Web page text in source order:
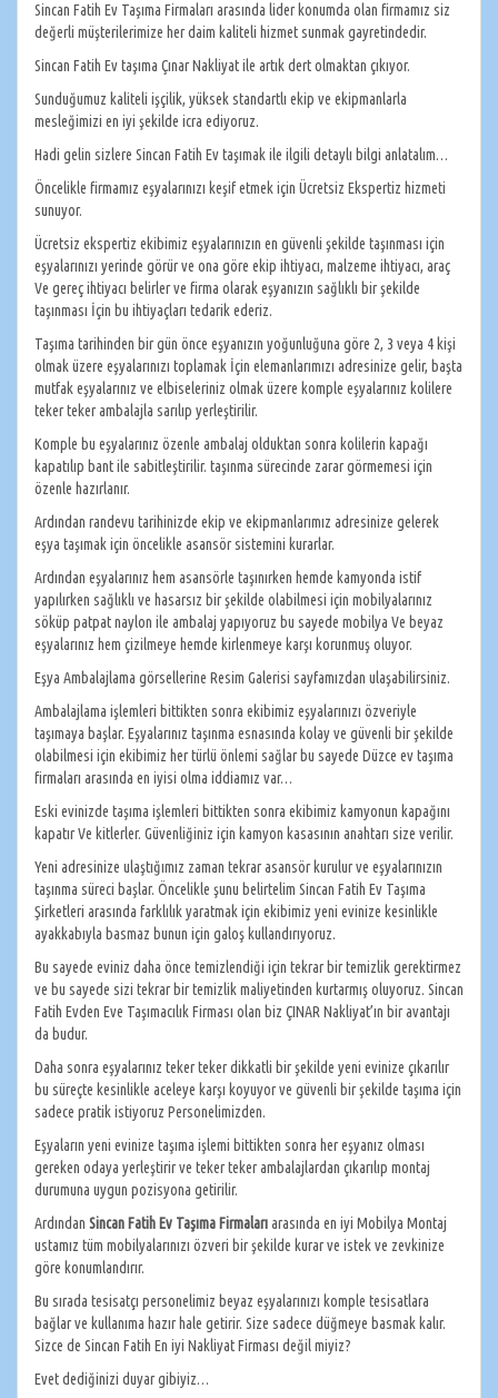
Sincan Fatih Ev Taşıma Firmaları arasında lider konumda olan firmamız siz
değerli müşterilerimize her daim kaliteli hizmet sunmak gayretindedir.
Sincan Fatih Ev taşıma Çınar Nakliyat ile artık dert olmaktan çıkıyor.
Sunduğumuz kaliteli işçilik, yüksek standartlı ekip ve ekipmanlarla
mesleğimizi en iyi şekilde icra ediyoruz.
Hadi gelin sizlere Sincan Fatih Ev taşımak ile ilgili detaylı bilgi anlatalım…
Öncelikle firmamız eşyalarınızı keşif etmek için Ücretsiz Ekspertiz hizmeti
sunuyor.
Ücretsiz ekspertiz ekibimiz eşyalarınızın en güvenli şekilde taşınması için
eşyalarınızı yerinde görür ve ona göre ekip ihtiyacı, malzeme ihtiyacı, araç
Ve gereç ihtiyacı belirler ve firma olarak eşyanızın sağlıklı bir şekilde
taşınması İçin bu ihtiyaçları tedarik ederiz.
Taşıma tarihinden bir gün önce eşyanızın yoğunluğuna göre 2, 3 veya 4 kişi
olmak üzere eşyalarınızı toplamak İçin elemanlarımızı adresinize gelir, başta
mutfak eşyalarınız ve elbiseleriniz olmak üzere komple eşyalarınız kolilere
teker teker ambalajla sarılıp yerleştirilir.
Komple bu eşyalarınız özenle ambalaj olduktan sonra kolilerin kapağı
kapatılıp bant ile sabitleştirilir. taşınma sürecinde zarar görmemesi için
özenle hazırlanır.
Ardından randevu tarihinizde ekip ve ekipmanlarımız adresinize gelerek
eşya taşımak için öncelikle asansör sistemini kurarlar.
Ardından eşyalarınız hem asansörle taşınırken hemde kamyonda istif
yapılırken sağlıklı ve hasarsız bir şekilde olabilmesi için mobilyalarınız
söküp patpat naylon ile ambalaj yapıyoruz bu sayede mobilya Ve beyaz
eşyalarınız hem çizilmeye hemde kirlenmeye karşı korunmuş oluyor.
Eşya Ambalajlama görsellerine Resim Galerisi sayfamızdan ulaşabilirsiniz.
Ambalajlama işlemleri bittikten sonra ekibimiz eşyalarınızı özveriyle
taşımaya başlar. Eşyalarınız taşınma esnasında kolay ve güvenli bir şekilde
olabilmesi için ekibimiz her türlü önlemi sağlar bu sayede Düzce ev taşıma
firmaları arasında en iyisi olma iddiamız var…
Eski evinizde taşıma işlemleri bittikten sonra ekibimiz kamyonun kapağını
kapatır Ve kitlerler. Güvenliğiniz için kamyon kasasının anahtarı size verilir.
Yeni adresinize ulaştığımız zaman tekrar asansör kurulur ve eşyalarınızın
taşınma süreci başlar. Öncelikle şunu belirtelim Sincan Fatih Ev Taşıma
Şirketleri arasında farklılık yaratmak için ekibimiz yeni evinize kesinlikle
ayakkabıyla basmaz bunun için galoş kullandırıyoruz.
Bu sayede eviniz daha önce temizlendiği için tekrar bir temizlik gerektirmez
ve bu sayede sizi tekrar bir temizlik maliyetinden kurtarmış oluyoruz. Sincan
Fatih Evden Eve Taşımacılık Firması olan biz ÇINAR Nakliyat’ın bir avantajı
da budur.
Daha sonra eşyalarınız teker teker dikkatli bir şekilde yeni evinize çıkarılır
bu süreçte kesinlikle aceleye karşı koyuyor ve güvenli bir şekilde taşıma için
sadece pratik istiyoruz Personelimizden.
Eşyaların yeni evinize taşıma işlemi bittikten sonra her eşyanız olması
gereken odaya yerleştirir ve teker teker ambalajlardan çıkarılıp montaj
durumuna uygun pozisyona getirilir.
Ardından Sincan Fatih Ev Taşıma Firmalarıarasında en iyi Mobilya Montaj
ustamız tüm mobilyalarınızı özveri bir şekilde kurar ve istek ve zevkinize
göre konumlandırır.
Bu sırada tesisatçı personelimiz beyaz eşyalarınızı komple tesisatlara
bağlar ve kullanıma hazır hale getirir. Size sadece düğmeye basmak kalır.
Sizce de Sincan Fatih En iyi Nakliyat Firması değil miyiz?
Evet dediğinizi duyar gibiyiz…